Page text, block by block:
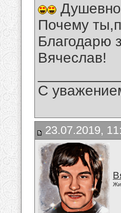
Почему
Благодарю
Вячеслав!
С
23.07.2019,